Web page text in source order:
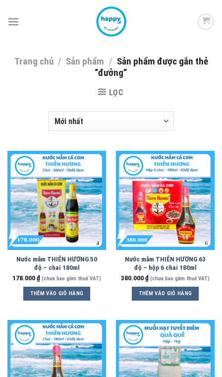
Trang chủ / Sản phẩm / Sản phẩm được gắn thẻ
“đưởng”
LỌC
Nước mắm THIÊN HƯƠNG 50
độ – chai 180ml
178.000₫ (chưa bao gồm thuế VAT)
THÊM VÀO GIỎ HÀNG
Nước mắm THIÊN HƯƠNG 63
độ – hộp 6 chai 180ml
380.000₫ (chưa bao gồm thuế VAT)
THÊM VÀO GIỎ HÀNG